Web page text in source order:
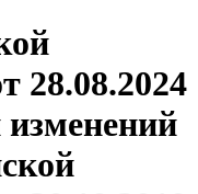
28.08.2024